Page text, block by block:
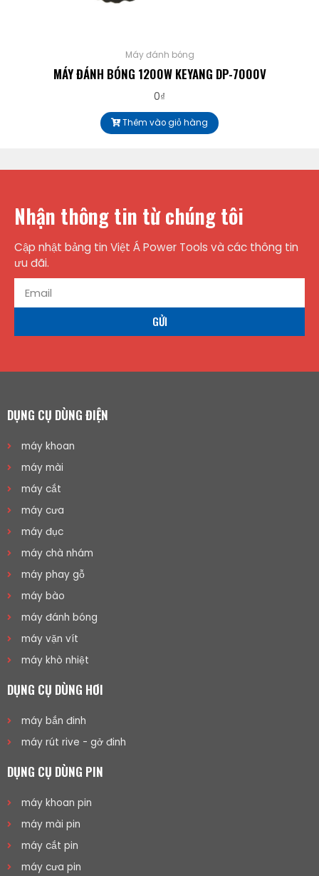
Máy đánh bóng
MÁY ĐÁNH BÓNG 1200W KEYANG DP-7000V
0₫
Thêm vào giỏ hàng
Nhận thông tin từ chúng tôi
Cập nhật bảng tin Việt Á Power Tools và các thông tin
ưu đãi.
GỬI
DỤNG CỤ DÙNG ĐIỆN
máy khoan
máy mài
máy cắt
máy cưa
máy đục
máy chà nhám
máy phay gỗ
máy bào
máy đánh bóng
máy vặn vít
máy khò nhiệt
DỤNG CỤ DÙNG HƠI
máy bắn đinh
máy rút rive - gở đinh
DỤNG CỤ DÙNG PIN
máy khoan pin
máy mài pin
máy cắt pin
máy cưa pin